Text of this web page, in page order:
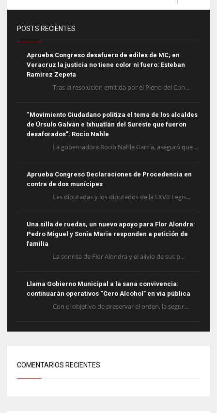
POSTS RECIENTES
Aprueba Congreso desafuero de ediles de MC; en
Veracruz la justicia no tiene color ni fuero: Esteban
Ramírez Zepeta
Tras la resolución emitida por el Pleno del Con...
“Movimiento Ciudadano politiza el tema de los alcaldes
de Úrsulo Galván e Ixhuatlán del Sureste que fueron
desaforados”: Rocío Nahle
La gobernadora Rocío Nahle García, aseguró que ...
Aprueba Congreso Declaraciones de Procedencia en
contra de dos munícipes
Las diputadas y los diputados de la LXVII Legis...
Una silla de ruedas, un nuevo apoyo para Flor Alondra:
Pedro Miguel y Sonia Marie responden a petición de
familia
La sonrisa de Flor Alondra y el alivio de sus p...
Llama Gobierno Municipal a la sana convivencia:
continuarán operativos “Cero Alcohol” en vía pública
Con el objetivo de preservar el orden, la segur...
COMENTARIOS RECIENTES